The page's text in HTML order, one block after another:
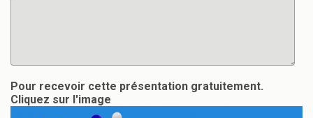
Pour recevoir cette présentation gratuitement.
Cliquez sur l'image